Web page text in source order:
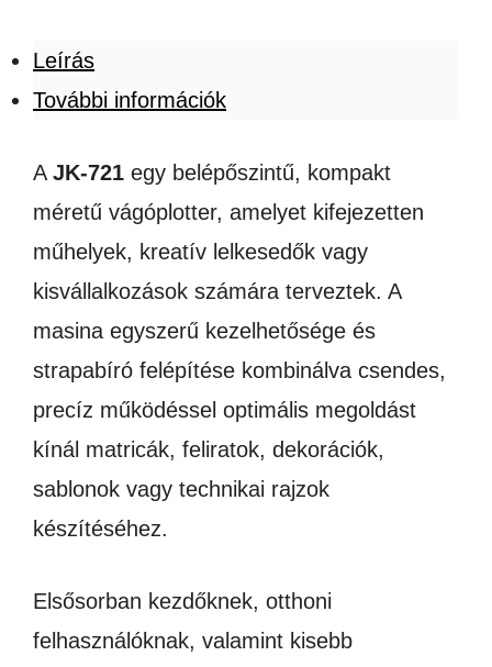
Leírás
További információk
A JK-721 egy belépőszintű, kompakt
méretű vágóplotter, amelyet kifejezetten
műhelyek, kreatív lelkesedők vagy
kisvállalkozások számára terveztek. A
masina egyszerű kezelhetősége és
strapabíró felépítése kombinálva csendes,
precíz működéssel optimális megoldást
kínál matricák, feliratok, dekorációk,
sablonok vagy technikai rajzok
készítéséhez.
Elsősorban kezdőknek, otthoni
felhasználóknak, valamint kisebb